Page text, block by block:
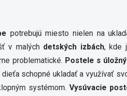
potrebujú miesto nielen na
v malých detských izbách, kde
problematické. Postele s
schopné ukladať a využívať
systémom. Vysúvacie